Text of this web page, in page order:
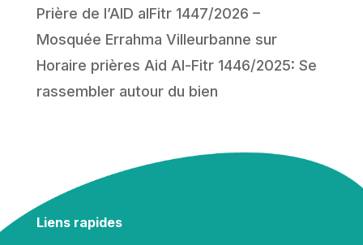
Prière de l’AID alFitr 1447/2026 –
Mosquée Errahma Villeurbanne sur
Horaire prières Aid Al-Fitr 1446/2025: Se
rassembler autour du bien
Liens rapides